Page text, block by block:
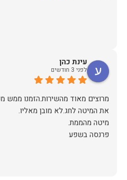
עינת כהן
לפני 3 חודשים
מרוצים מאוד מהשירות.הזמנו ממש
פרנסה בשפע